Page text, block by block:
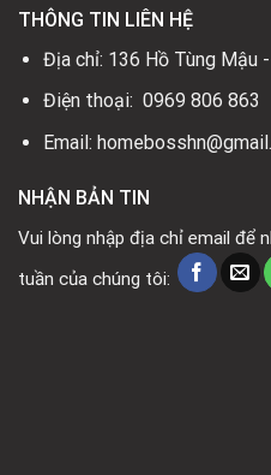
THÔNG TIN LIÊN HỆ
Địa chỉ: 136 Hồ Tùng Mậu
Điện thoại: 0969 806 863
Email:
NHẬN BẢN TIN
Vui lòng nhập địa chỉ email để
tuần của chúng tôi: